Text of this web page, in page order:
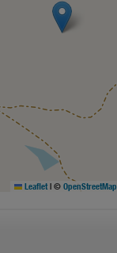
Leaflet | © OpenStreetMap